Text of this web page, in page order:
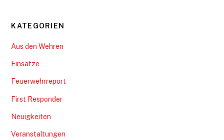
KATEGORIEN
Aus den Wehren
Einsätze
Feuerwehrreport
First Responder
Neuigkeiten
Veranstaltungen